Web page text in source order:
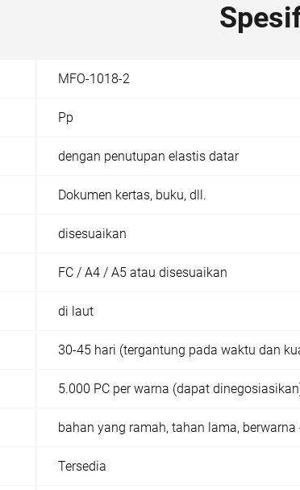
MFO-1018-2
Pp
dengan penutupan elastis datar
Dokumen kertas, buku, dll.
disesuaikan
FC / A4 / A5 atau disesuaikan
di laut
30-45 hari (tergantung pada waktu dan
5.000 PC per warna (dapat
bahan yang ramah, tahan lama, berwarna
Tersedia